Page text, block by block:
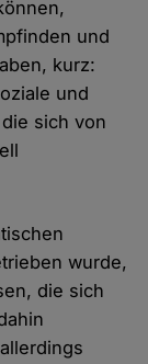
und
kurz:
und
sich von
wurde,
die sich